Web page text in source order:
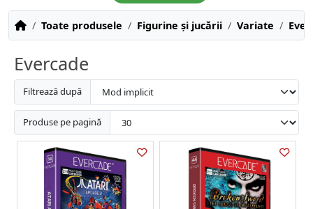
Toate produsele Figurine și jucării Variate
Evercade
Filtrează după
Produse pe pagină